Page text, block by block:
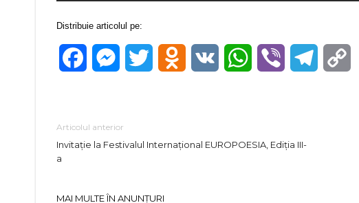
Distribuie articolul pe:
FacebookMessenger
Twitter Odnoklassniki
VK WhatsApp
Viber Telegram
Articolul anterior
Invitație la Festivalul Internațional EUROPOESIA, Ediția III-
a
MAI MULTE ÎN ANUNȚURI